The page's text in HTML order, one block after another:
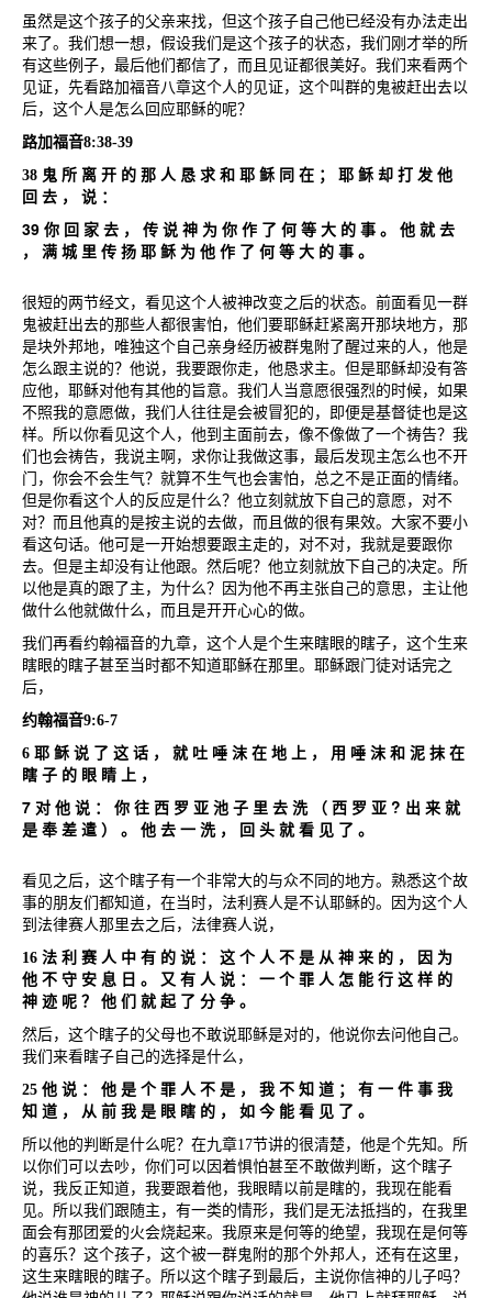
虽然是这个孩子的父亲来找，但这个孩子自己他已经没有办法走出
来了。我们想一想，假设我们是这个孩子的状态，我们刚才举的所
有这些例子，最后他们都信了，而且见证都很美好。我们来看两个
见证，先看路加福音八章这个人的见证，这个叫群的鬼被赶出去以
后，这个人是怎么回应耶稣的呢？
路加福音8:38-39
38 鬼 所 离 开 的 那 人 恳 求 和 耶 稣 同 在 ； 耶 稣 却 打 发 他
回 去 ， 说 ：
39 你 回 家 去 ， 传 说 神 为 你 作 了 何 等 大 的 事 。 他 就 去
，
满 城 里 传 扬 耶 稣 为 他 作 了 何 等 大 的 事 。
很短的两节经文，看见这个人被神改变之后的状态。前面看见一群
鬼被赶出去的那些人都很害怕，他们要耶稣赶紧离开那块地方，那
是块外邦地，唯独这个自己亲身经历被群鬼附了醒过来的人，他是
怎么跟主说的？他说，我要跟你走，他恳求主。但是耶稣却没有答
应他，耶稣对他有其他的旨意。我们人当意愿很强烈的时候，如果
不照我的意愿做，我们人往往是会被冒犯的，即便是基督徒也是这
样。所以你看见这个人，他到主面前去，像不像做了一个祷告？我
们也会祷告，我说主啊，求你让我做这事，最后发现主怎么也不开
门，你会不会生气？就算不生气也会害怕，总之不是正面的情绪。
但是你看这个人的反应是什么？他立刻就放下自己的意愿，对不
对？而且他真的是按主说的去做，而且做的很有果效。大家不要小
看这句话。他可是一开始想要跟主走的，对不对，我就是要跟你
去。但是主却没有让他跟。然后呢？他立刻就放下自己的决定。所
以他是真的跟了主，为什么？因为他不再主张自己的意思，主让他
做什么他就做什么，而且是开开心心的做。
我们再看约翰福音的九章，这个人是个生来瞎眼的瞎子，这个生来
瞎眼的瞎子甚至当时都不知道耶稣在那里。耶稣跟门徒对话完之
后，
约翰福音9:6-7
6 耶 稣 说 了 这 话 ， 就 吐 唾 沫 在 地 上 ， 用 唾 沫 和 泥 抹 在
瞎 子 的 眼 睛 上 ，
7 对 他 说 ： 你 往 西 罗 亚 池 子 里 去 洗 （ 西 罗 亚 ? 出 来 就
是 奉 差 遣 ） 。 他 去 一 洗 ， 回 头 就 看 见 了 。
看见之后，这个瞎子有一个非常大的与众不同的地方。熟悉这个故
事的朋友们都知道，在当时，法利赛人是不认耶稣的。因为这个人
到法律赛人那里去之后，法律赛人说，
16 法 利 赛 人 中 有 的 说 ： 这 个 人 不 是 从 神 来 的 ， 因 为
他 不 守 安 息 日 。 又 有 人 说 ： 一 个 罪 人 怎 能 行 这 样 的
神 迹 呢 ？ 他 们 就 起 了 分 争 。
然后，这个瞎子的父母也不敢说耶稣是对的，他说你去问他自己。
我们来看瞎子自己的选择是什么，
25 他 说 ： 他 是 个 罪 人 不 是 ， 我 不 知 道 ； 有 一 件 事 我
知 道 ， 从 前 我 是 眼 瞎 的 ， 如 今 能 看 见 了 。
所以他的判断是什么呢？在九章17节讲的很清楚，他是个先知。所
以你们可以去吵，你们可以因着惧怕甚至不敢做判断，这个瞎子
说，我反正知道，我要跟着他，我眼睛以前是瞎的，我现在能看
见。所以我们跟随主，有一类的情形，我们是无法抵挡的，在我里
面会有那团爱的火会烧起来。我原来是何等的绝望，我现在是何等
的喜乐？这个孩子，这个被一群鬼附的那个外邦人，还有在这里，
这生来瞎眼的瞎子。所以这个瞎子到最后，主说你信神的儿子吗？